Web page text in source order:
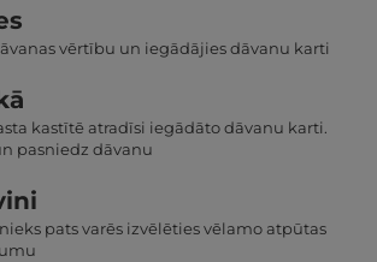
vērtību un iegādājies dāvanu karti
kastītē atradīsi iegādāto dāvanu karti.
pasniedz dāvanu
pats varēs izvēlēties vēlamo atpūtas